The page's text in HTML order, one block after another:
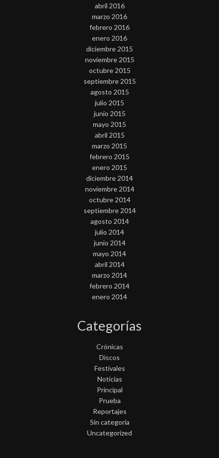
abril 2016
marzo 2016
febrero 2016
enero 2016
diciembre 2015
noviembre 2015
octubre 2015
septiembre 2015
agosto 2015
julio 2015
junio 2015
mayo 2015
abril 2015
marzo 2015
febrero 2015
enero 2015
diciembre 2014
noviembre 2014
octubre 2014
septiembre 2014
agosto 2014
julio 2014
junio 2014
mayo 2014
abril 2014
marzo 2014
febrero 2014
enero 2014
Categorías
Crónicas
Discos
Festivales
Noticias
Principal
Prueba
Reportajes
Sin categoría
Uncategorized